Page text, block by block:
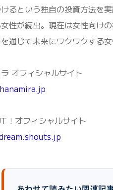
るという独自の投資方法を
性が続出。現在は女性向け
通じて未来にワクワクする
オフィシャルサイト
！オフィシャルサイト